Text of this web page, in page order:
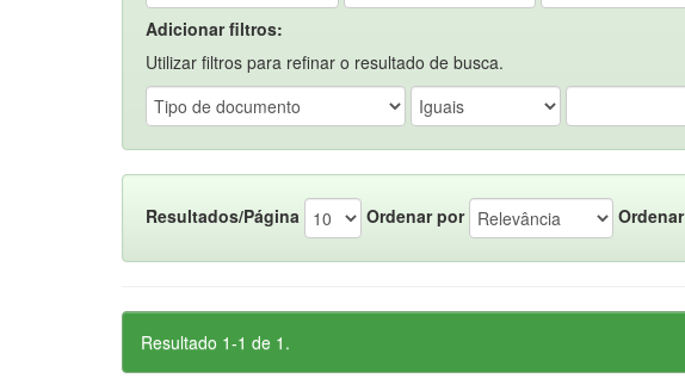
Adicionar filtros:
Utilizar filtros para refinar o resultado de busca.
Resultados/Página Ordenar por Ordenar
Resultado 1-1 de 1.